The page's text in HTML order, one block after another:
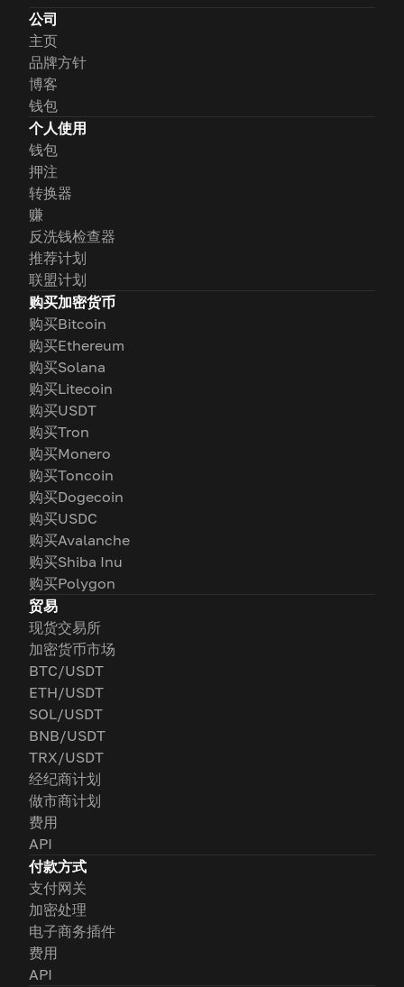
公司
主页
品牌方针
博客
钱包
个人使用
钱包
押注
转换器
赚
反洗钱检查器
推荐计划
联盟计划
购买加密货币
购买Bitcoin
购买Ethereum
购买Solana
购买Litecoin
购买USDT
购买Tron
购买Monero
购买Toncoin
购买Dogecoin
购买USDC
购买Avalanche
购买Shiba Inu
购买Polygon
贸易
现货交易所
加密货币市场
BTC/USDT
ETH/USDT
SOL/USDT
BNB/USDT
TRX/USDT
经纪商计划
做市商计划
费用
API
付款方式
支付网关
加密处理
电子商务插件
费用
API